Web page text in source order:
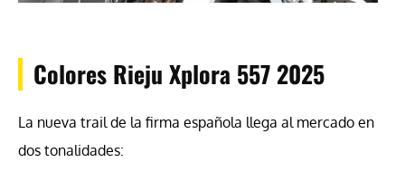
Colores Rieju Xplora 557 2025
La nueva trail de la firma española llega al mercado en
dos tonalidades: